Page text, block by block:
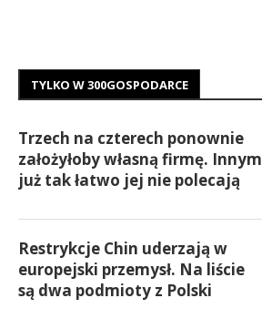
TYLKO W 300GOSPODARCE
Trzech na czterech ponownie
założyłoby własną firmę. Innym
już tak łatwo jej nie polecają
Restrykcje Chin uderzają w
europejski przemysł. Na liście
są dwa podmioty z Polski